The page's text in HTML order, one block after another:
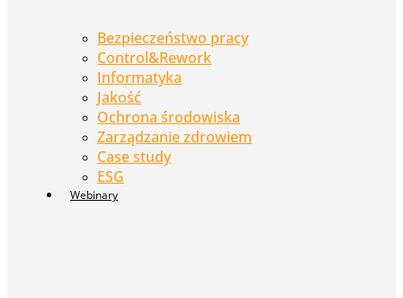
Bezpieczeństwo pracy
Control&Rework
Informatyka
Jakość
Ochrona środowiska
Zarządzanie zdrowiem
Case study
ESG
Webinary